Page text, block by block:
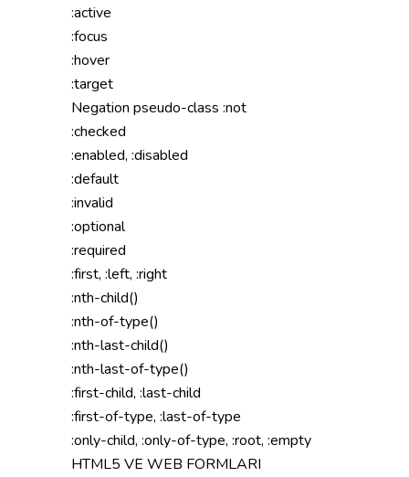
:active
:focus
:hover
:target
Negation pseudo-class :not
:checked
:enabled, :disabled
:default
:invalid
:optional
:required
:first, :left, :right
:nth-child()
:nth-of-type()
:nth-last-child()
:nth-last-of-type()
:first-child, :last-child
:first-of-type, :last-of-type
:only-child, :only-of-type, :root, :empty
HTML5 VE WEB FORMLARI